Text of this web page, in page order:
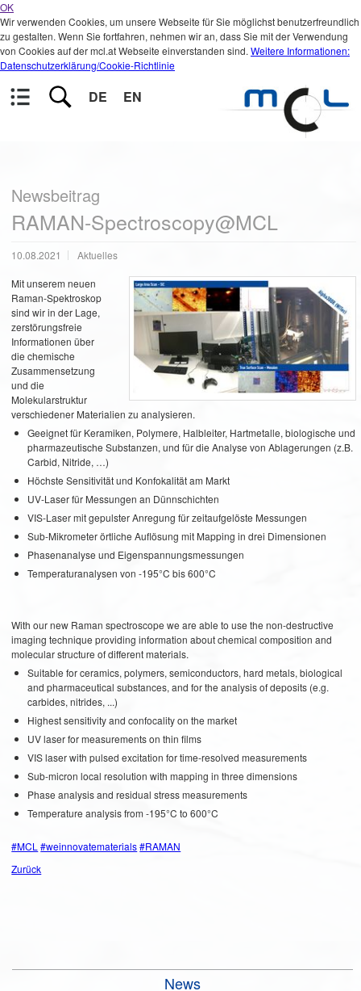
OK
Wir verwenden Cookies, um unsere Webseite für Sie möglichst benutzerfreundlich
zu gestalten. Wenn Sie fortfahren, nehmen wir an, dass Sie mit der Verwendung
von Cookies auf der mcl.at Webseite einverstanden sind. Weitere Informationen:
Datenschutzerklärung/Cookie-Richtlinie
DE EN
Newsbeitrag
RAMAN-Spectroscopy@MCL
10.08.2021 Aktuelles
Mit unserem neuen
Raman-Spektroskop
sind wir in der Lage,
zerstörungsfreie
Informationen über
die chemische
Zusammensetzung
und die
Molekularstruktur
verschiedener Materialien zu analysieren.
Geeignet für Keramiken, Polymere, Halbleiter, Hartmetalle, biologische und
pharmazeutische Substanzen, und für die Analyse von Ablagerungen (z.B.
Carbid, Nitride, …)
Höchste Sensitivität und Konfokalität am Markt
UV-Laser für Messungen an Dünnschichten
VIS-Laser mit gepulster Anregung für zeitaufgelöste Messungen
Sub-Mikrometer örtliche Auflösung mit Mapping in drei Dimensionen
Phasenanalyse und Eigenspannungsmessungen
Temperaturanalysen von -195°C bis 600°C
With our new Raman spectroscope we are able to use the non-destructive
imaging technique providing information about chemical composition and
molecular structure of different materials.
Suitable for ceramics, polymers, semiconductors, hard metals, biological
and pharmaceutical substances, and for the analysis of deposits (e.g.
carbides, nitrides, ...)
Highest sensitivity and confocality on the market
UV laser for measurements on thin films
VIS laser with pulsed excitation for time-resolved measurements
Sub-micron local resolution with mapping in three dimensions
Phase analysis and residual stress measurements
Temperature analysis from -195°C to 600°C
#MCL #weinnovatematerials#RAMAN
Zurück
News